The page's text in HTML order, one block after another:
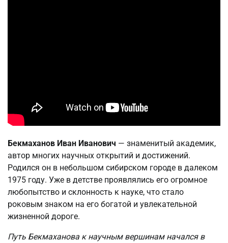
Бекмаханов Иван Иванович — знаменитый академик,
автор многих научных открытий и достижений.
Родился он в небольшом сибирском городе в далеком
1975 году. Уже в детстве проявлялись его огромное
любопытство и склонность к науке, что стало
роковым знаком на его богатой и увлекательной
жизненной дороге.
Путь Бекмаханова к научным вершинам начался в